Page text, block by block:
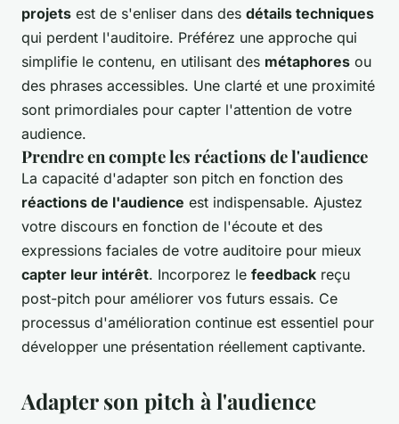
projets est de s'enliser dans des détails techniques
qui perdent l'auditoire. Préférez une approche qui
simplifie le contenu, en utilisant des métaphores ou
des phrases accessibles. Une clarté et une proximité
sont primordiales pour capter l'attention de votre
audience.
Prendre en compte les réactions de l'audience
La capacité d'adapter son pitch en fonction des
réactions de l'audience est indispensable. Ajustez
votre discours en fonction de l'écoute et des
expressions faciales de votre auditoire pour mieux
capter leur intérêt. Incorporez le feedback reçu
post-pitch pour améliorer vos futurs essais. Ce
processus d'amélioration continue est essentiel pour
développer une présentation réellement captivante.
Adapter son pitch à l'audience